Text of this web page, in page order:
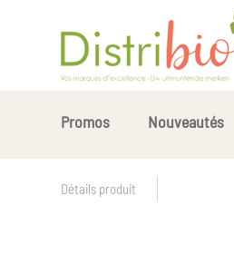
Promos Nouveautés
Détails produit